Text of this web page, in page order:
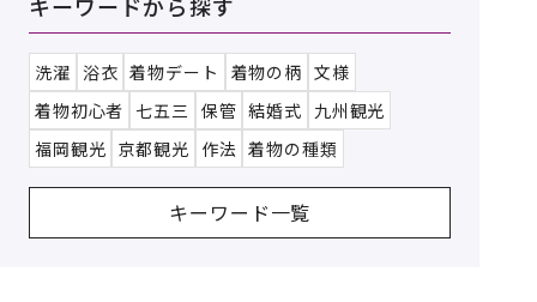
洗濯 浴衣 着物デート 着物の柄 文様
着物初心者 七五三 保管 結婚式 九州観光
福岡観光 京都観光 作法 着物の種類
キーワード一覧